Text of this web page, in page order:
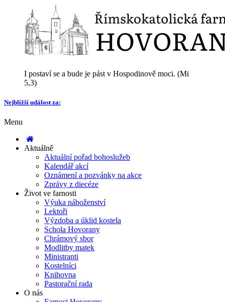
I postaví se a bude je pást v Hospodinově moci. (Mi
5,3)
Nejbližší událost za:
Menu
Aktuálně
Aktuální pořad bohoslužeb
Kalendář akcí
Oznámení a pozvánky na akce
Zprávy z diecéze
Život ve farnosti
Výuka náboženství
Lektoři
Výzdoba a úklid kostela
Schola Hovorany
Chrámový sbor
Modlitby matek
Ministranti
Kostelníci
Knihovna
Pastorační rada
O nás